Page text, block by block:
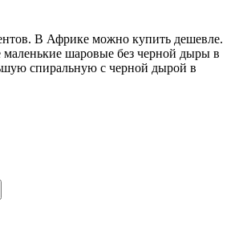
В Африке можно купить дешевле.
шаровые без черной дыры в
спиральную с черной дырой в